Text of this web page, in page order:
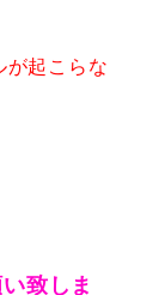
起こらな
致しま